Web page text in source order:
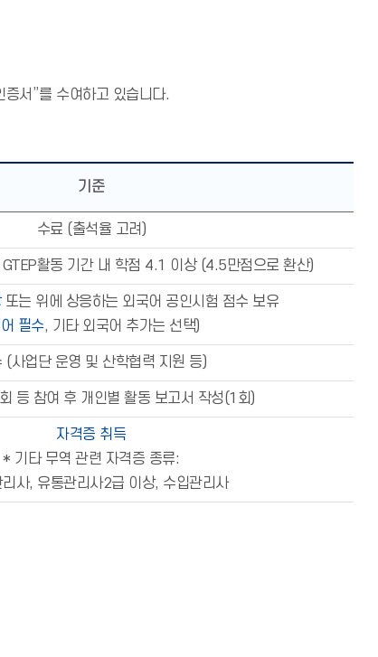
서”를 수여하고 있습니다.
기준
수료 (출석율 고려)
활동 기간 내 학점 4.1 이상 (4.5만점으로 환산)
또는 위에 상응하는 외국어 공인시험 점수 보유
필수, 기타 외국어 추가는 선택)
(사업단 운영 및 산학협력 지원 등)
등 참여 후 개인별 활동 보고서 작성(1회)
자격증 취득
* 기타 무역 관련 자격증 종류:
사, 유통관리사2급 이상, 수입관리사